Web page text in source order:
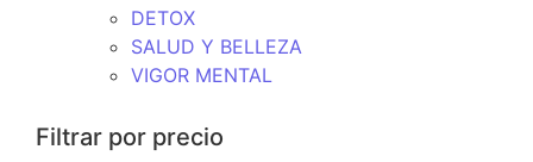
DETOX
SALUD Y BELLEZA
VIGOR MENTAL
Filtrar por precio